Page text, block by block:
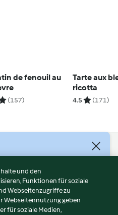
de fenouil au
(157)
Tarte aux
ricotta
4.5 (171)
und den
Funktionen für soziale
Webseitenzugriffe zu
Webseitennutzung geben
für soziale Medien,